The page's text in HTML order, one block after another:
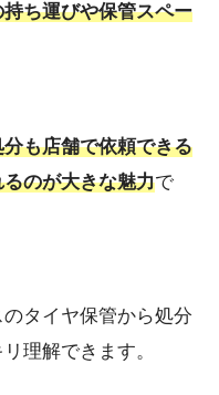
ち運びや保管スペー
も店舗で依頼できる
のが大きな魅力で
タイヤ保管から処分
理解できます。